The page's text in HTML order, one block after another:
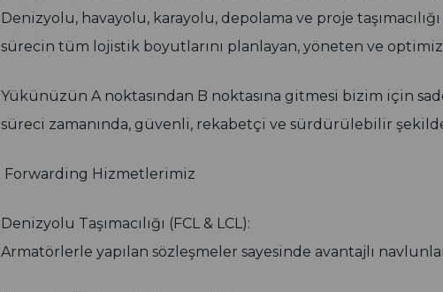
Denizyolu, havayolu, karayolu, depolama ve proje
sürecin tüm lojistik boyutlarını planlayan, yöneten ve
Yükünüzün A noktasından B noktasına gitmesi bizim için
süreci zamanında, güvenli, rekabetçi ve sürdürülebilir
Forwarding Hizmetlerimiz
Denizyolu Taşımacılığı (FCL & LCL):
Armatörlerle yapılan sözleşmeler sayesinde avantajlı